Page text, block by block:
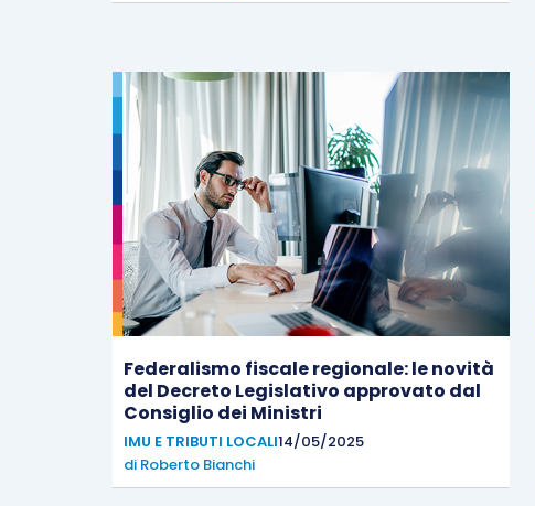
Federalismo fiscale regionale: le novità
del Decreto Legislativo approvato dal
Consiglio dei Ministri
IMU E TRIBUTI LOCALI14/05/2025
di Roberto Bianchi